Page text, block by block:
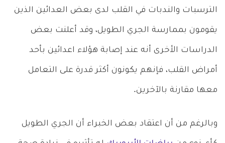
الترسبات والندبات في القلب لدى بعض العدائين الذين
يقومون بممارسة الجري الطويل، وقد أعلنت بعض
الدراسات الأخرى أنه عند إصابة هؤلاء اعدائين بأحد
أمراض القلب، فإنهم يكونون أكثر قدرة على التعامل
معها مقارنة بالآخرين.
وبالرغم من أن اعتقاد بعض الخبراء أن الجري الطويل